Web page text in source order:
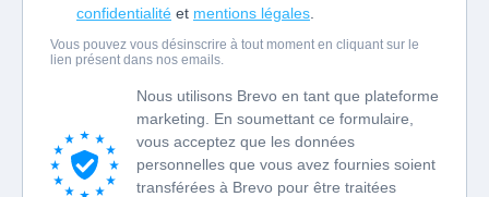
confidentialité et mentions légales
Vous pouvez vous désinscrire à tout moment en cliquant sur le
lien présent dans nos emails.
Nous utilisons Brevo en tant que plateforme
marketing. En soumettant ce formulaire,
vous acceptez que les données
personnelles que vous avez fournies soient
transférées à Brevo pour être traitées